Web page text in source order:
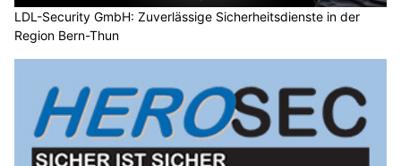
LDL-Security GmbH: Zuverlässige Sicherheitsdienste in der
Region Bern-Thun